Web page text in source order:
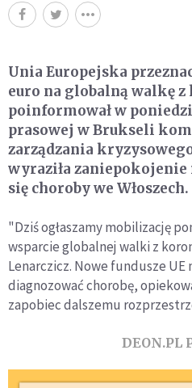
Unia Europejska
euro na globalną walkę
poinformował w
prasowej w Brukseli
zarządzania
wyraziła
się choroby we Włoszech.
"Dziś ogłaszamy mobilizację
wsparcie globalnej walki z
Lenarczicz. Nowe fundusze UE
diagnozować chorobę,
zapobiec dalszemu
DEON.PL